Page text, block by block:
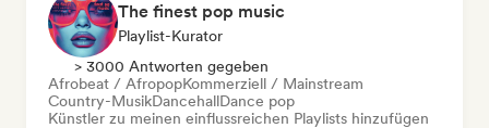
The finest pop music
Playlist-Kurator
> 3000 Antworten gegeben
Afrobeat / AfropopKommerziell / Mainstream
Country-MusikDancehallDance pop
Künstler zu meinen einflussreichen Playlists hinzufügen